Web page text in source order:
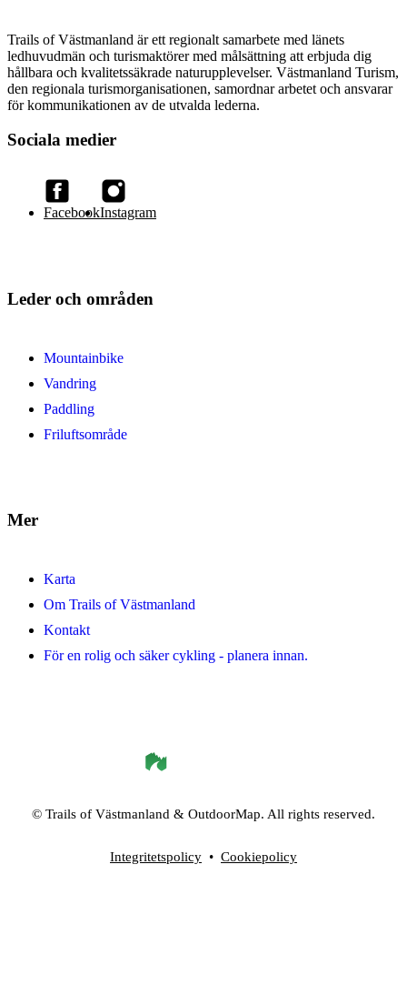
Trails of Västmanland är ett regionalt samarbete med länets
ledhuvudmän och turismaktörer med målsättning att erbjuda dig
hållbara och kvalitetssäkrade naturupplevelser. Västmanland Turism,
den regionala turismorganisationen, samordnar arbetet och ansvarar
för kommunikationen av de utvalda lederna.
Sociala medier
FacebookInstagram
Leder och områden
Mountainbike
Vandring
Paddling
Friluftsområde
Mer
Karta
Om Trails of Västmanland
Kontakt
För en rolig och säker cykling - planera innan.
© Trails of Västmanland & OutdoorMap. All rights reserved.
Integritetspolicy • Cookiepolicy